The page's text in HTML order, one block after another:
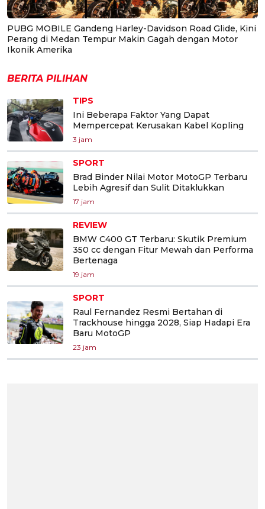
PUBG MOBILE Gandeng Harley-Davidson Road Glide, Kini
Perang di Medan Tempur Makin Gagah dengan Motor
Ikonik Amerika
BERITA PILIHAN
TIPS
Ini Beberapa Faktor Yang Dapat
Mempercepat Kerusakan Kabel Kopling
3 jam
SPORT
Brad Binder Nilai Motor MotoGP Terbaru
Lebih Agresif dan Sulit Ditaklukkan
17 jam
REVIEW
BMW C400 GT Terbaru: Skutik Premium
350 cc dengan Fitur Mewah dan Performa
Bertenaga
19 jam
SPORT
Raul Fernandez Resmi Bertahan di
Trackhouse hingga 2028, Siap Hadapi Era
Baru MotoGP
23 jam